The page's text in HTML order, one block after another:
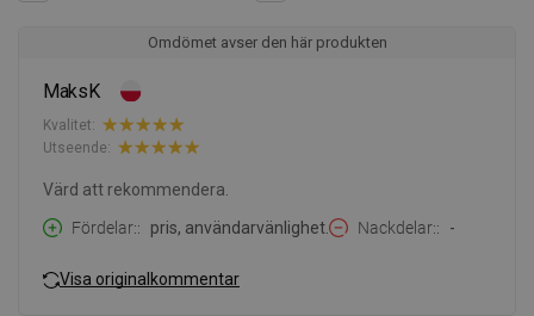
Omdömet avser den här produkten
MaksK
Kvalitet:
Utseende:
Värd att rekommendera.
Fördelar:
pris, användarvänlighet. Nackdelar: -
Visa originalkommentar